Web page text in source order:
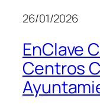
26/01/2026
EnClave
Centros